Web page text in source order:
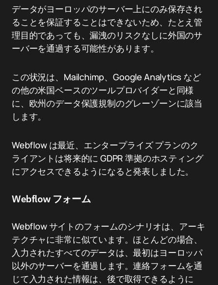
データがヨーロッパのサーバー上にのみ保存され
ることを保証することはできないため、たとえ管
理目的であっても、漏洩のリスクなしに外国のサ
ーバーを通過する可能性があります。
この状況は、Mailchimp、Google Analytics など
の他の米国ベースのツールプロバイダーと同様
に、欧州のデータ保護規制のグレーゾーンに該当
します。
Webflow は最近、エンタープライズ プランのク
ライアントは将来的に GDPR 準拠のホスティング
にアクセスできるようになると発表しました。
Webflow フォーム
Webflow サイトのフォームのシナリオは、アーキ
テクチャに非常に似ています。ほとんどの場合、
入力されたすべてのデータは、最初はヨーロッパ
以外のサーバーを通過します。連絡フォームを通
じて入力された情報は、後で取得できるように